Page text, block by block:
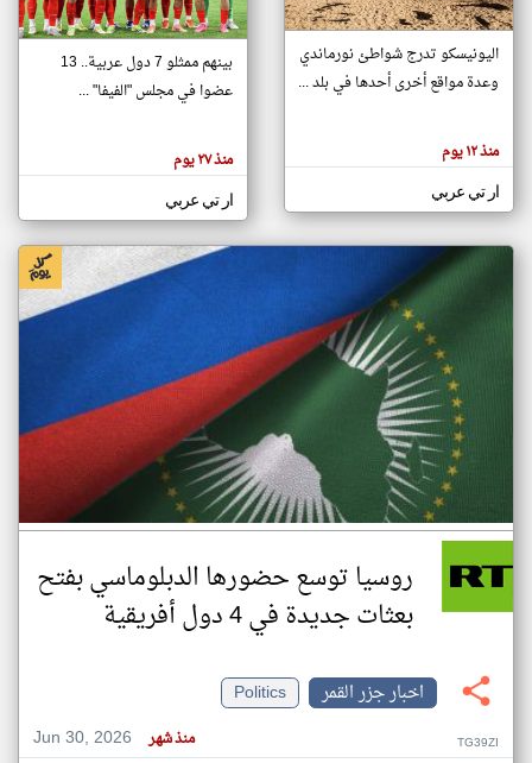
تغيير الدولة
اخبار جزر القمر على مدار الساعة
أهم اخبار جزر القمر العاجلة والمباشرة
هنا عن
وجهة
كاتبيها.
اليونيسكو تدرج شواطئ نورماندي
وعدة مواقع أخرى أحدها في بلد ...
منذ ١٢ يوم
ار تي عربي
بينهم ممثلو 7 دول عربية.. 13
عضوا في مجلس "الفيفا" ...
منذ ٢٧ يوم
ار تي عربي
روسيا توسع حضورها الدبلوماسي بفتح
بعثات جديدة في 4 دول أفريقية
اخبار جزر القمر
Politics
Jun 30, 2026
منذ شهر TG39ZI
klyoum.com